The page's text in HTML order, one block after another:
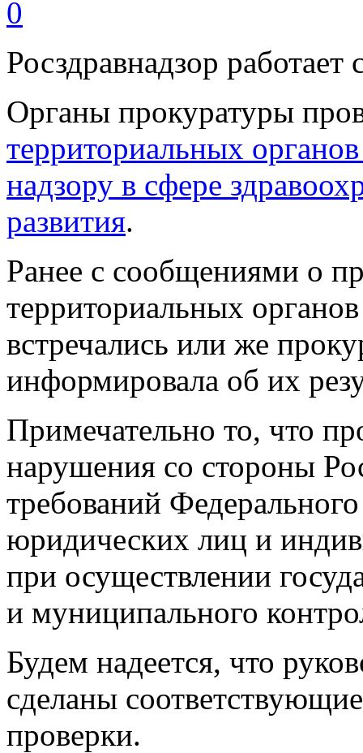
0
Росздравнадзор
Органы прокуратуры
территориальных
надзору в сфере
развития.
Ранее с сообщениями о
территориальных
встречались или же
информировала об их
Примечательно то, что
нарушения со стороны
требований
юридических лиц и
при осуществлении
и муниципального
Будем надеется, что
сделаны
проверки.